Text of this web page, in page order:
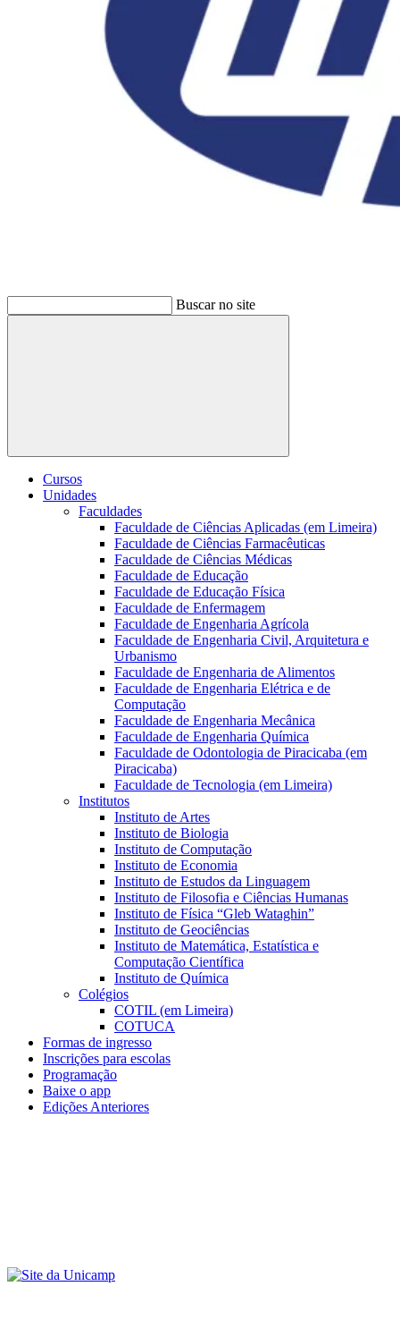
Buscar no site
Buscar
Cursos
Unidades
Faculdades
Faculdade de Ciências Aplicadas (em Limeira)
Faculdade de Ciências Farmacêuticas
Faculdade de Ciências Médicas
Faculdade de Educação
Faculdade de Educação Física
Faculdade de Enfermagem
Faculdade de Engenharia Agrícola
Faculdade de Engenharia Civil, Arquitetura e
Urbanismo
Faculdade de Engenharia de Alimentos
Faculdade de Engenharia Elétrica e de
Computação
Faculdade de Engenharia Mecânica
Faculdade de Engenharia Química
Faculdade de Odontologia de Piracicaba (em
Piracicaba)
Faculdade de Tecnologia (em Limeira)
Institutos
Instituto de Artes
Instituto de Biologia
Instituto de Computação
Instituto de Economia
Instituto de Estudos da Linguagem
Instituto de Filosofia e Ciências Humanas
Instituto de Física “Gleb Wataghin”
Instituto de Geociências
Instituto de Matemática, Estatística e
Computação Científica
Instituto de Química
Colégios
COTIL (em Limeira)
COTUCA
Formas de ingresso
Inscrições para escolas
Programação
Baixe o app
Edições Anteriores